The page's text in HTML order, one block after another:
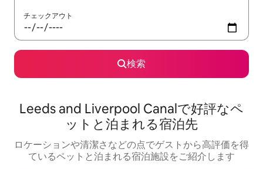
チェックアウト
検索
Leeds and Liverpool Canalで好評なペ
ットと泊まれる宿泊先
ロケーションや清潔さなどの点でゲストから高評価を得
ているペットと泊まれる宿泊施設をご紹介します